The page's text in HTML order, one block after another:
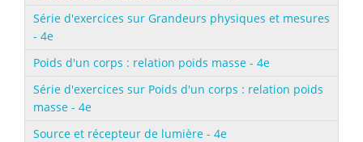
Série d'exercices sur Grandeurs physiques et mesures
- 4e
Poids d'un corps : relation poids masse - 4e
Série d'exercices sur Poids d'un corps : relation poids
masse - 4e
Source et récepteur de lumière - 4e